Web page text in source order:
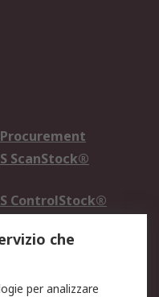
ScanStock®
ControlStock®
che
per analizzare